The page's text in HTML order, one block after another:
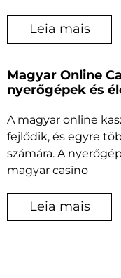
Leia mais
Magyar Online
nyerőgépek és
A magyar online
fejlődik, és egyre
számára. A
magyar casino
Leia mais